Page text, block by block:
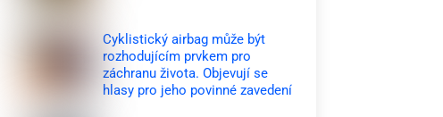
Cyklistický airbag může být
rozhodujícím prvkem pro
záchranu života. Objevují se
hlasy pro jeho povinné zavedení